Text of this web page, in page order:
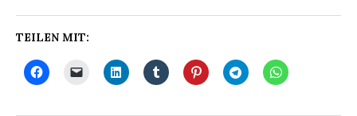
TEILEN MIT: